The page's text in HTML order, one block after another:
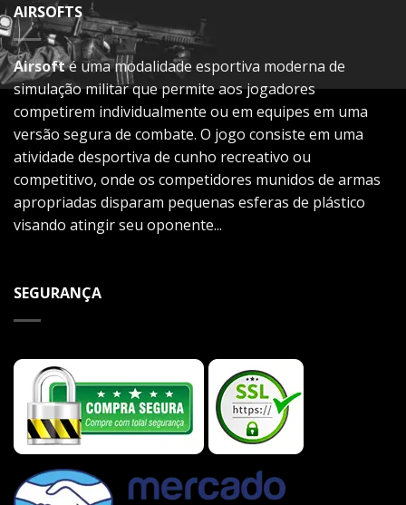
AIRSOFTS
Airsofté uma modalidade esportiva moderna de
simulação militar que permite aos jogadores
competirem individualmente ou em equipes em uma
versão segura de combate. O jogo consiste em uma
atividade desportiva de cunho recreativo ou
competitivo, onde os competidores munidos de armas
apropriadas disparam pequenas esferas de plástico
visando atingir seu oponente...
SEGURANÇA